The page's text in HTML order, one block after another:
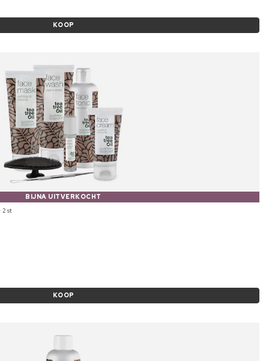
KOOP
BIJNA UITVERKOCHT
2 st
KOOP